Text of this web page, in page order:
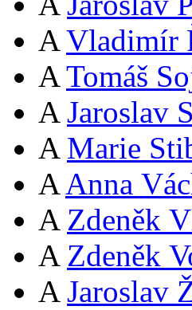
A Vladimír
A Tomáš
A Jaroslav
A Marie
A Anna
A Zdeněk
A Zdeněk
A Jaroslav